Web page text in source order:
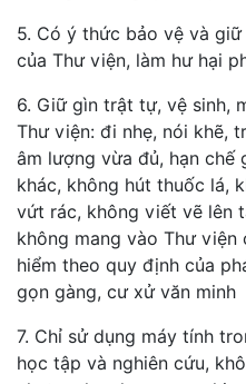
5. Có ý thức bảo vệ và
của Thư viện, làm hư hại
6. Giữ gìn trật tự, vệ sinh,
Thư viện: đi nhẹ, nói khẽ,
âm lượng vừa đủ, hạn chế
khác, không hút thuốc lá,
vứt rác, không viết vẽ lên
không mang vào Thư viện
hiểm theo quy định của
gọn gàng, cư xử văn minh
7. Chỉ sử dụng máy tính
học tập và nghiên cứu,